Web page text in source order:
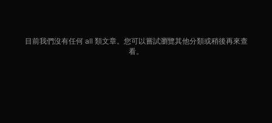
目前我們沒有任何 all 類文章。您可以嘗試瀏覽其他分類或稍後再來查
看。